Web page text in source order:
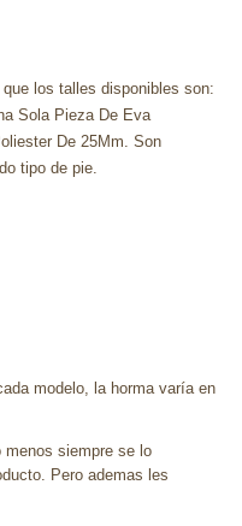
los talles disponibles son:
Sola Pieza De Eva
De 25Mm. Son
tipo de pie.
modelo, la horma varía en
menos siempre se lo
Pero ademas les